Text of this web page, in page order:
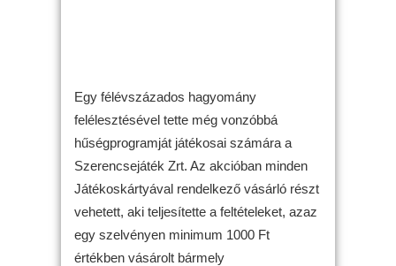
Egy félévszázados hagyomány
felélesztésével tette még vonzóbbá
hűségprogramját játékosai számára a
Szerencsejáték Zrt. Az akcióban minden
Játékoskártyával rendelkező vásárló részt
vehetett, aki teljesítette a feltételeket, azaz
egy szelvényen minimum 1000 Ft
értékben vásárolt bármely